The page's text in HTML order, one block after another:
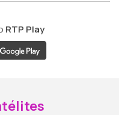
RTP Play